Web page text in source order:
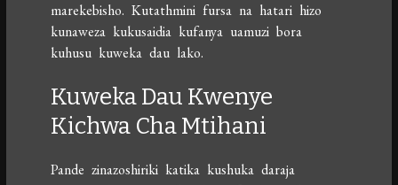
marekebisho. Kutathmini fursa na hatari hizo
kunaweza kukusaidia kufanya uamuzi bora
kuhusu kuweka dau lako.
Kuweka Dau Kwenye
Kichwa Cha Mtihani
Pande zinazoshiriki katika kushuka daraja